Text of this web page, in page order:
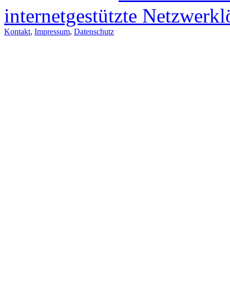
internetgestützte
Kontakt, Impressum, Datenschutz